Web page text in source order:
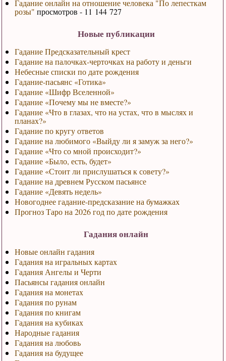
Гадание онлайн на отношение человека "По лепесткам
розы" просмотров - 11 144 727
Новые публикации
Гадание Предсказательный крест
Гадание на палочках-черточках на работу и деньги
Небесные списки по дате рождения
Гадание-пасьянс «Готика»
Гадание «Шифр Вселенной»
Гадание «Почему мы не вместе?»
Гадание «Что в глазах, что на устах, что в мыслях и
планах?»
Гадание по кругу ответов
Гадание на любимого «Выйду ли я замуж за него?»
Гадание «Что со мной происходит?»
Гадание «Было, есть, будет»
Гадание «Стоит ли прислушаться к совету?»
Гадание на древнем Русском пасьянсе
Гадание «Девять недель»
Новогоднее гадание-предсказание на бумажках
Прогноз Таро на 2026 год по дате рождения
Гадания онлайн
Новые онлайн гадания
Гадания на игральных картах
Гадания Ангелы и Черти
Пасьянсы гадания онлайн
Гадания на монетах
Гадания по рунам
Гадания по книгам
Гадания на кубиках
Народные гадания
Гадания на любовь
Гадания на будущее